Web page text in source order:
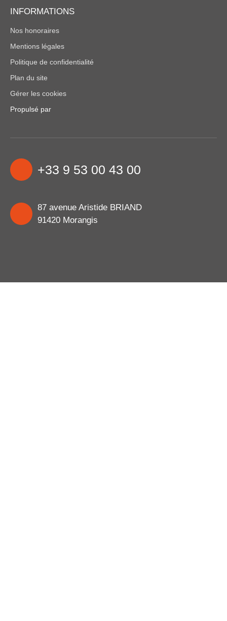
INFORMATIONS
Nos honoraires
Mentions légales
Politique de confidentialité
Plan du site
Gérer les cookies
Propulsé par
+33 9 53 00 43 00
87 avenue Aristide BRIAND
91420 Morangis